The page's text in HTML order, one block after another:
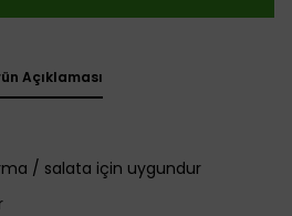
Açıklaması
/ salata için uygundur